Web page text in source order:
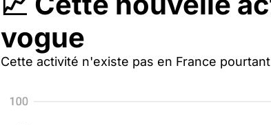
vogue
Cette activité n'existe pas en France